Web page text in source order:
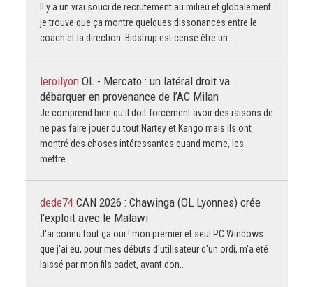
Il y a un vrai souci de recrutement au milieu et globalement
je trouve que ça montre quelques dissonances entre le
coach et la direction. Bidstrup est censé être un…
leroilyon OL - Mercato : un latéral droit va
débarquer en provenance de l’AC Milan
Je comprend bien qu'il doit forcément avoir des raisons de
ne pas faire jouer du tout Nartey et Kango mais ils ont
montré des choses intéressantes quand meme, les
mettre…
dede74 CAN 2026 : Chawinga (OL Lyonnes) crée
l'exploit avec le Malawi
J'ai connu tout ça oui ! mon premier et seul PC Windows
que j'ai eu, pour mes débuts d'utilisateur d'un ordi, m'a été
laissé par mon fils cadet, avant don…